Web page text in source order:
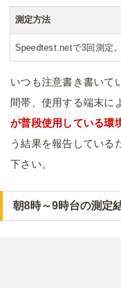
測定方法
Speedtest.netで3回測定
いつも注意書き書いて
間帯、使用する端末に
が普段使用している環
う結果を報告している
下さい。
朝8時～9時台の測定